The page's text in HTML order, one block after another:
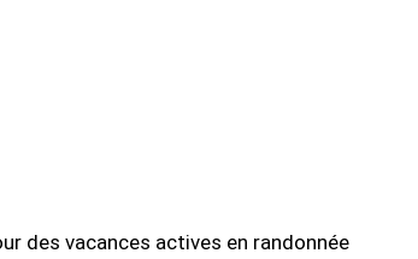
des vacances actives en randonnée